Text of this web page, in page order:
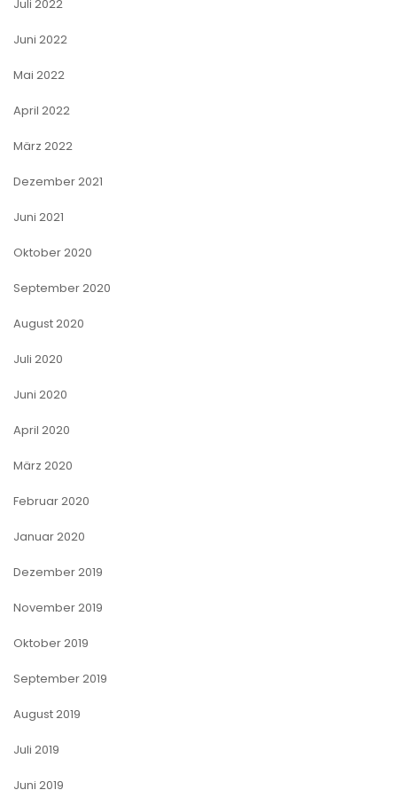
Juli 2022
Juni 2022
Mai 2022
April 2022
März 2022
Dezember 2021
Juni 2021
Oktober 2020
September 2020
August 2020
Juli 2020
Juni 2020
April 2020
März 2020
Februar 2020
Januar 2020
Dezember 2019
November 2019
Oktober 2019
September 2019
August 2019
Juli 2019
Juni 2019